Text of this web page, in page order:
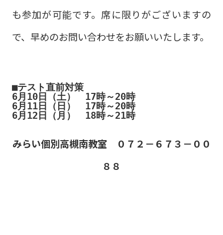
も参加が可能です。席に限りがございますの
で、早めのお問い合わせをお願いいたします。
■テスト直前対策
6月10日（土）　17時～20時
6月11日（日）　17時～20時
6月12日（月）　18時～21時
みらい個別高槻南教室 ０７２－６７３－００
８８